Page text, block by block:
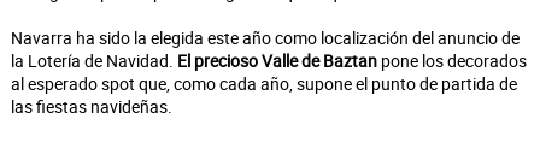
Navarra ha sido la elegida este año como localización del anuncio de
la Lotería de Navidad. El precioso Valle de Baztan pone los decorados
al esperado spot que, como cada año, supone el punto de partida de
las fiestas navideñas.